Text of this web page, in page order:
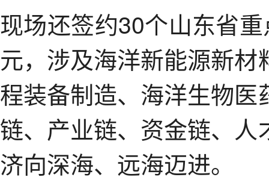
现场还签约30个山东省
元，涉及海洋新能源新
程装备制造、海洋生物
链、产业链、资金链、
济向深海、远海迈进。